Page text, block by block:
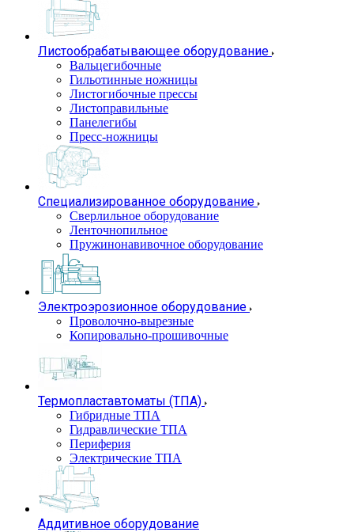
Листообрабатывающее оборудование
Вальцегибочные
Гильотинные ножницы
Листогибочные прессы
Листоправильные
Панелегибы
Пресс-ножницы
Специализированное оборудование
Сверлильное оборудование
Ленточнопильное
Пружинонавивочное оборудование
Электроэрозионное оборудование
Проволочно-вырезные
Копировально-прошивочные
Термопластавтоматы (ТПА)
Гибридные ТПА
Гидравлические ТПА
Периферия
Электрические ТПА
Аддитивное оборудование